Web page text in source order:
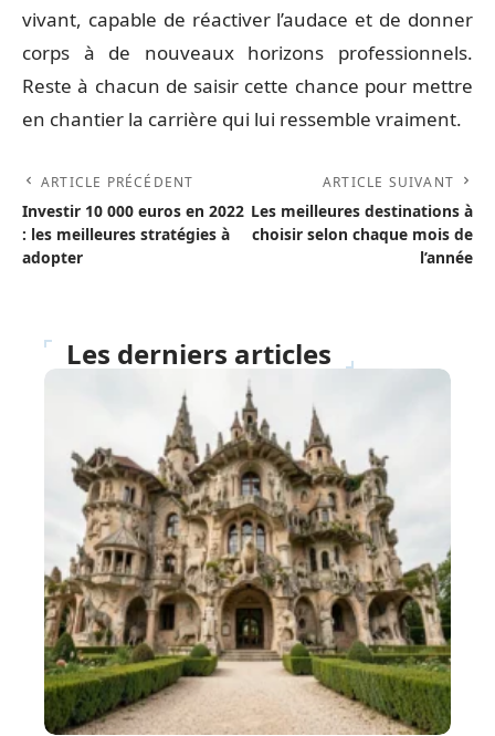
vivant, capable de réactiver l’audace et de donner
corps à de nouveaux horizons professionnels.
Reste à chacun de saisir cette chance pour mettre
en chantier la carrière qui lui ressemble vraiment.
ARTICLE PRÉCÉDENT
Investir 10 000 euros en 2022
: les meilleures stratégies à
adopter
ARTICLE SUIVANT
Les meilleures destinations à
choisir selon chaque mois de
l’année
Les derniers articles